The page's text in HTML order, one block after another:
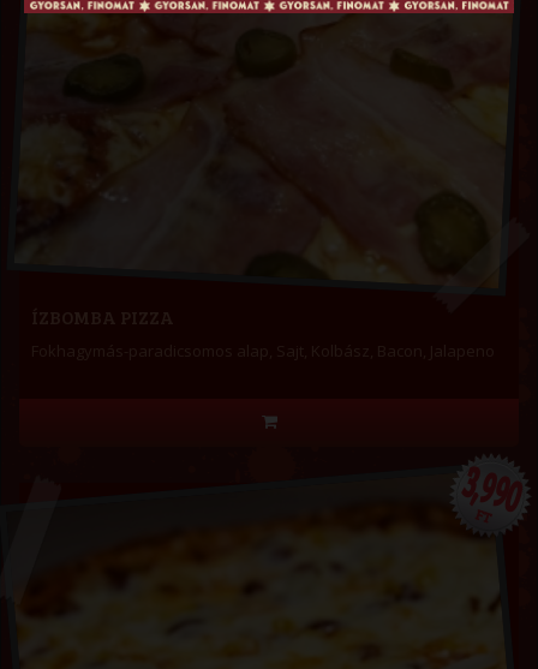
3,990
FT